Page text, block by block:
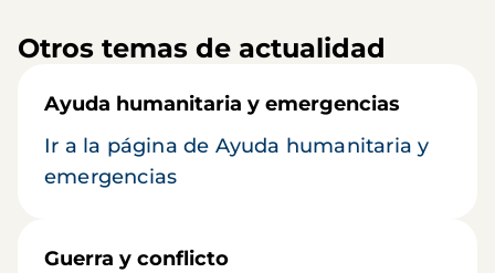
Otros temas de actualidad
Ayuda humanitaria y emergencias
Ir a la página de Ayuda humanitaria y
emergencias
Guerra y conflicto